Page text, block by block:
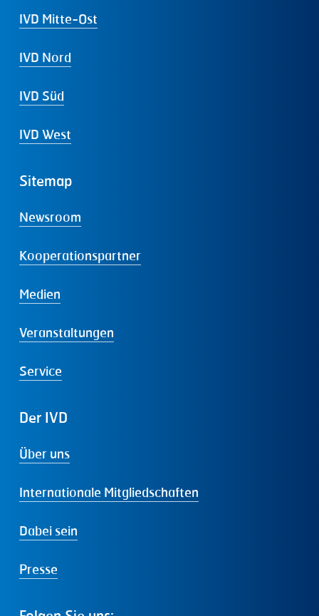
IVD Mitte-Ost
IVD Nord
IVD Süd
IVD West
Sitemap
Newsroom
Kooperationspartner
Medien
Veranstaltungen
Service
Der IVD
Über uns
Internationale Mitgliedschaften
Dabei sein
Presse